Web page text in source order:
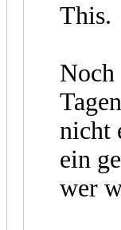
This.
nicht
ein
wer